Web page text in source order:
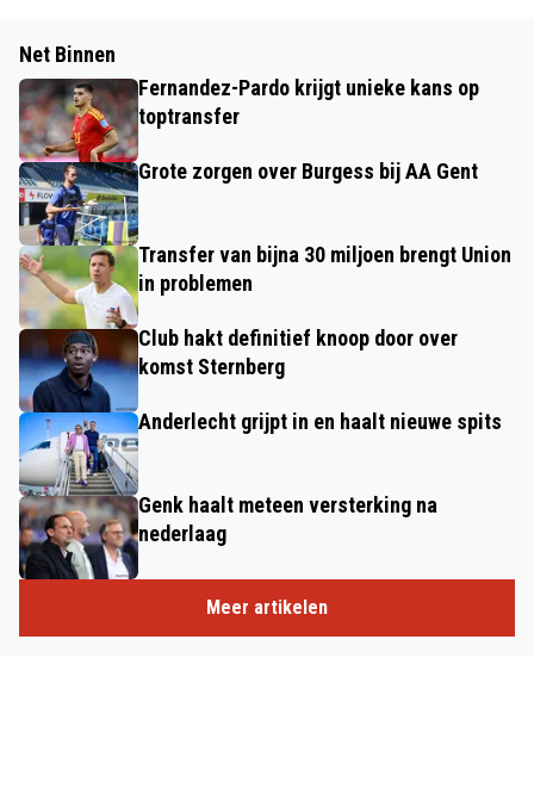
Net Binnen
Fernandez-Pardo krijgt unieke kans op
toptransfer
Grote zorgen over Burgess bij AA Gent
Transfer van bijna 30 miljoen brengt Union
in problemen
Club hakt definitief knoop door over
komst Sternberg
Anderlecht grijpt in en haalt nieuwe spits
Genk haalt meteen versterking na
nederlaag
Meer artikelen